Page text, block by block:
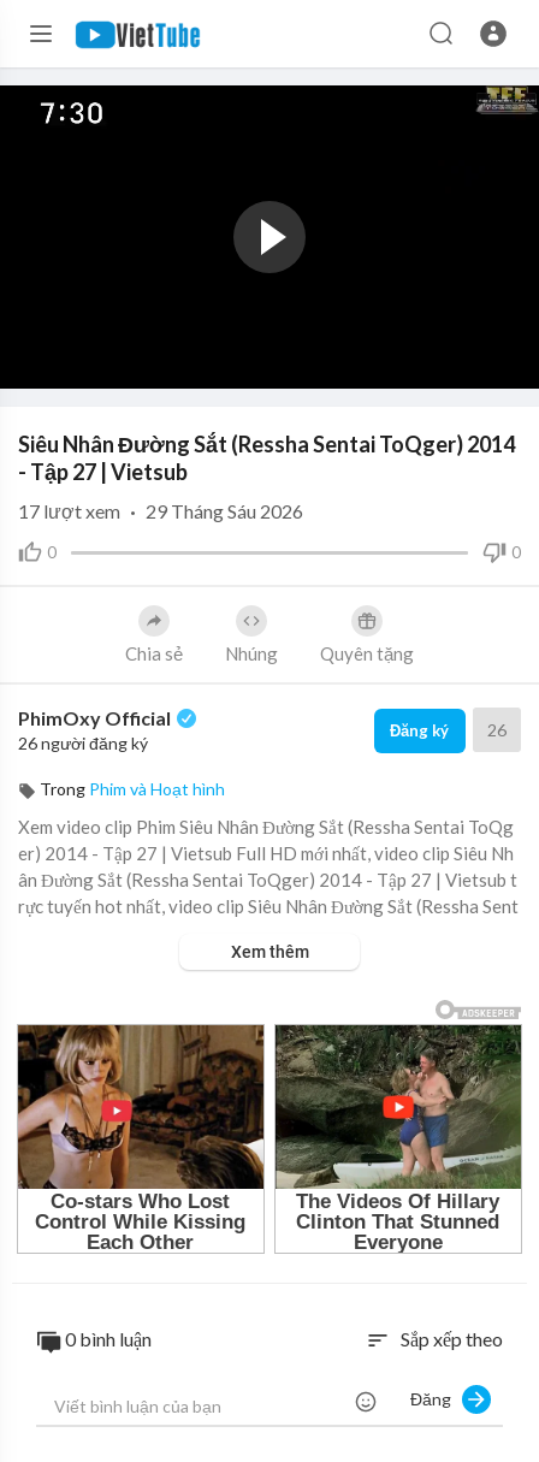
Siêu Nhân Đường Sắt (Ressha Sentai ToQger) 2014
- Tập 27 | Vietsub
0 0
17 lượt xem · 29 Tháng Sáu 2026
Chia sẻ Nhúng Quyên tặng
PhimOxy Official
26 người đăng ký
Đăng ký 26
Trong Phim và Hoạt hình
Xem video clip Phim Siêu Nhân Đường Sắt (Ressha Sentai ToQg
er) 2014 - Tập 27 | Vietsub Full HD mới nhất, video clip Siêu Nh
ân Đường Sắt (Ressha Sentai ToQger) 2014 - Tập 27 | Vietsub t
rực tuyến hot nhất, video clip Siêu Nhân Đường Sắt (Ressha Sent
Xem thêm
0 bình luận sort Sắp xếp theo
Đăng